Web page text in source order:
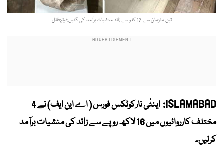
تین ملزمان سے 17 کلو سے زائد منشیات برآمد کی گئیں:فوٹو:فائل
ISLAMABAD:
اینٹٰی نارکوٹکس فورس ( اے این ایف) نے 4
مختلف کارروائیوں میں 16 لاکھ روپے سے زائد کی منشیات برآمد
کرلیں۔